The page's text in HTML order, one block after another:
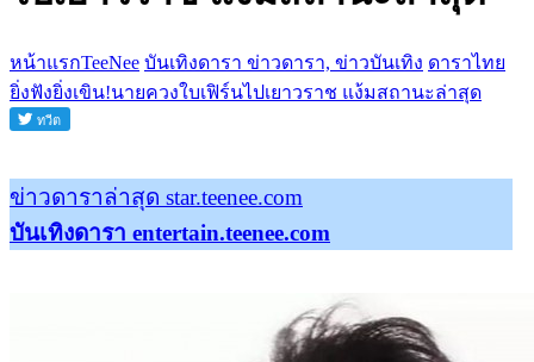
หน้าแรกTeeNee บันเทิงดารา ข่าวดารา, ข่าวบันเทิง ดาราไทย
ยิ่งฟังยิ่งเขิน!นายควงใบเฟิร์นไปเยาวราช แง้มสถานะล่าสุด
ข่าวดาราล่าสุด star.teenee.com
บันเทิงดารา entertain.teenee.com